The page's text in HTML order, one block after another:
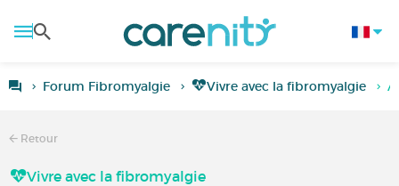
Forum Fibromyalgie Vivre avec la fibromyalgie
Retour
Vivre avec la fibromyalgie